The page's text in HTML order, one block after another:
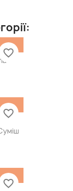
favorite_border
favorite_border
favorite_border